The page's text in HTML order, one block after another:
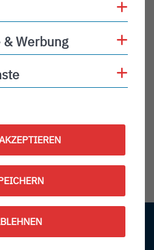
& Werbung